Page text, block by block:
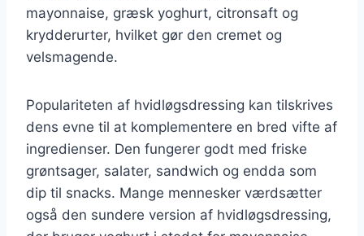
mayonnaise, græsk yoghurt, citronsaft og
krydderurter, hvilket gør den cremet og
velsmagende.
Populariteten af hvidløgsdressing kan tilskrives
dens evne til at komplementere en bred vifte af
ingredienser. Den fungerer godt med friske
grøntsager, salater, sandwich og endda som
dip til snacks. Mange mennesker værdsætter
også den sundere version af hvidløgsdressing,